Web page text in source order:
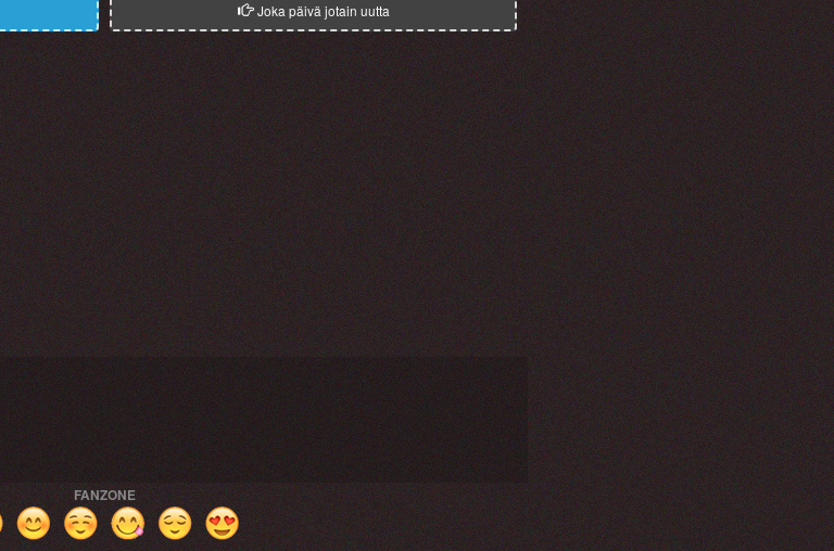
Joka päivä jotain uutta
FANZONE